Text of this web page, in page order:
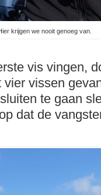
krijgen we nooit genoeg van.
vis vingen,
vissen
te gaan
dat de